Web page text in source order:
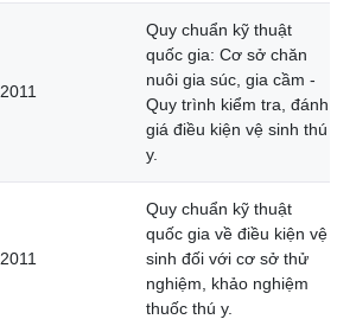
2011
Quy chuẩn kỹ thuật
quốc gia: Cơ sở chăn
nuôi gia súc, gia cầm -
Quy trình kiểm tra, đánh
giá điều kiện vệ sinh thú
y.
2011
Quy chuẩn kỹ thuật
quốc gia về điều kiện vệ
sinh đối với cơ sở thử
nghiệm, khảo nghiệm
thuốc thú y.